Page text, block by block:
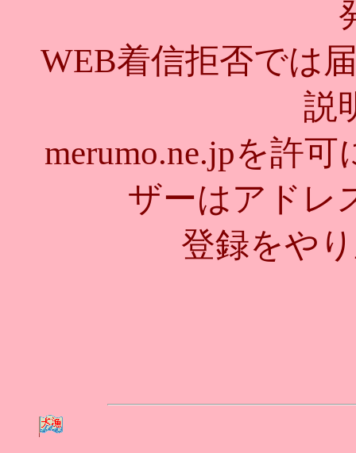
WEB着信拒否では
説
merumo.ne.jpを許
ザーはアドレ
登録をや